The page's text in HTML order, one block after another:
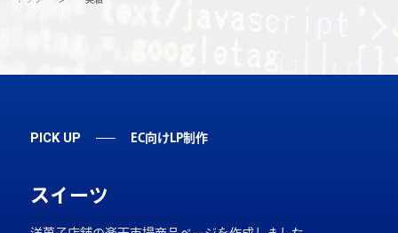
PICK UP EC向けLP制作
スイーツ